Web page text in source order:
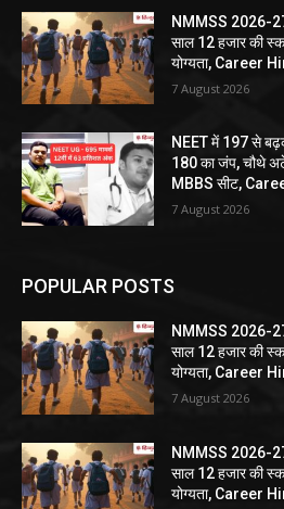
NMMSS 2026-27:
साल 12 हजार की
योग्यता, Career
7 August 2026
NEET में 197 से
180 का जंप, चौथे
MBBS सीट,
7 August 2026
POPULAR POSTS
NMMSS 2026-27:
साल 12 हजार की
योग्यता, Career
7 August 2026
NMMSS 2026-27:
साल 12 हजार की
योग्यता, Career